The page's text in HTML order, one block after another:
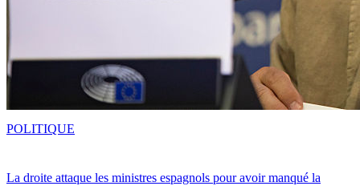
La droite attaque les ministres espagnols pour avoir manqué la
POLITIQUE